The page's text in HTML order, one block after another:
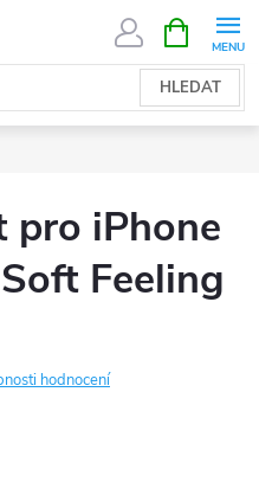
HLEDAT
NÁKUPNÍ
KOŠÍK
pro iPhone
Feeling
hodnocení